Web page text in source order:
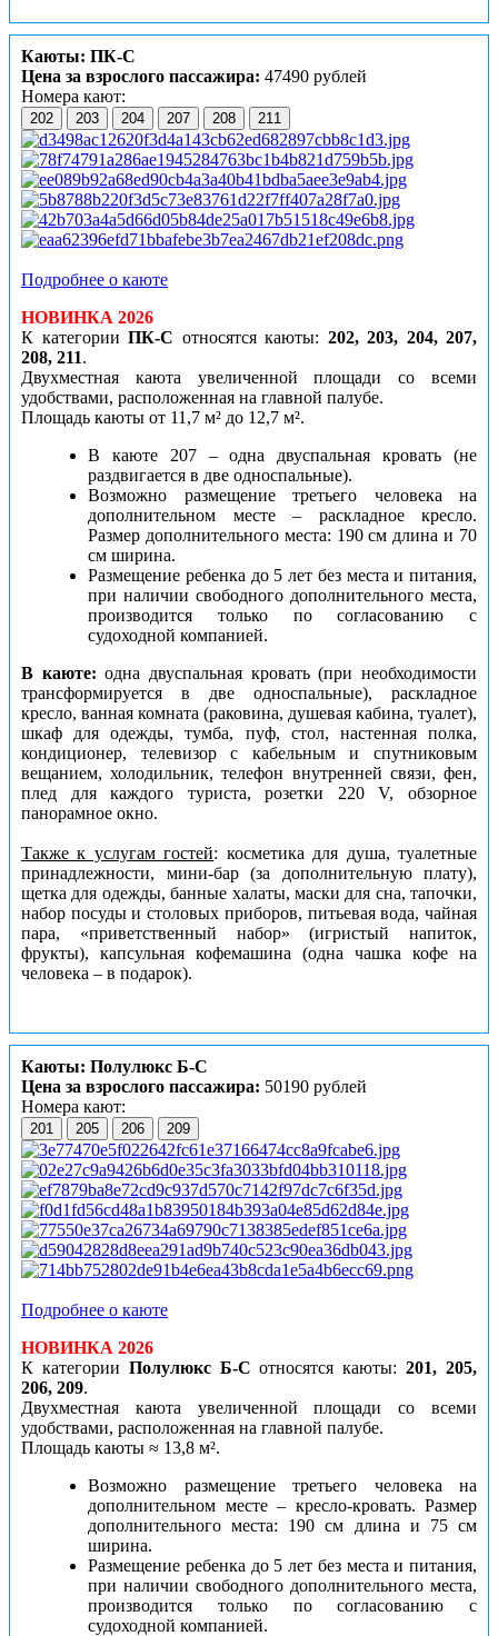
Каюты: ПК-С
Цена за взрослого пассажира: 47490 рублей
Номера кают:
202 203 204 207 208 211
Подробнее о каюте
НОВИНКА 2026
К категории ПК-С относятся каюты: 202, 203, 204, 207,
208, 211.
Двухместная каюта увеличенной площади со всеми
удобствами, расположенная на главной палубе.
Площадь каюты от 11,7 м² до 12,7 м².
В каюте 207 – одна двуспальная кровать (не
раздвигается в две односпальные).
Возможно размещение третьего человека на
дополнительном месте – раскладное кресло.
Размер дополнительного места: 190 см длина и 70
см ширина.
Размещение ребенка до 5 лет без места и питания,
при наличии свободного дополнительного места,
производится только по согласованию с
судоходной компанией.
В каюте: одна двуспальная кровать (при необходимости
трансформируется в две односпальные), раскладное
кресло, ванная комната (раковина, душевая кабина, туалет),
шкаф для одежды, тумба, пуф, стол, настенная полка,
кондиционер, телевизор с кабельным и спутниковым
вещанием, холодильник, телефон внутренней связи, фен,
плед для каждого туриста, розетки 220 V, обзорное
панорамное окно.
Также к услугам гостей: косметика для душа, туалетные
принадлежности, мини-бар (за дополнительную плату),
щетка для одежды, банные халаты, маски для сна, тапочки,
набор посуды и столовых приборов, питьевая вода, чайная
пара, «приветственный набор» (игристый напиток,
фрукты), капсульная кофемашина (одна чашка кофе на
человека – в подарок).
Каюты: Полулюкс Б-С
Цена за взрослого пассажира: 50190 рублей
Номера кают:
201 205 206 209
Подробнее о каюте
НОВИНКА 2026
К категории Полулюкс Б-С относятся каюты:201, 205,
206, 209.
Двухместная каюта увеличенной площади со всеми
удобствами, расположенная на главной палубе.
Площадь каюты ≈ 13,8 м².
Возможно размещение третьего человека на
дополнительном месте – кресло-кровать. Размер
дополнительного места: 190 см длина и 75 см
ширина.
Размещение ребенка до 5 лет без места и питания,
при наличии свободного дополнительного места,
производится только по согласованию с
судоходной компанией.